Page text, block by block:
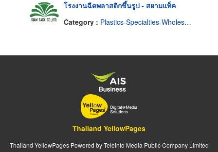
โรงงานฉีดพลาสติกขึ้นรูป - สยามแท็ค
Category : Plastics-Specialties-Wholesales & Manufacturers
Thailand YellowPages
Thailand YellowPages Powered by Teleinfo Media Public Company Limited